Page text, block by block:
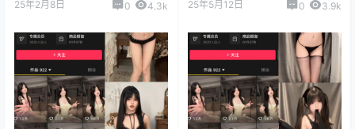
25年2月8日 0 4.3k 25年5月12日 0 3.9k